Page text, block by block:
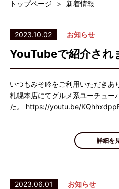
トップページ 新着情報
2023.10.02 お知らせ
YouTubeで紹介され
いつもみそ吟をご利用いただきあ
札幌本店にてグルメ系ユーチュー
た。 https://youtu.be/
詳細を
2023.06.01 お知らせ